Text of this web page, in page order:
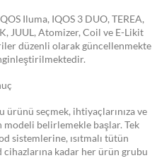
Iluma, IQOS 3 DUO, TEREA,
JUUL, Atomizer, Coil ve E-Likit
düzenli olarak güncellenmekte
ürünü seçmek, ihtiyaçlarınıza ve
modeli belirlemekle başlar. Tek
sistemlerine, ısıtmalı tütün
kadar her ürün grubu